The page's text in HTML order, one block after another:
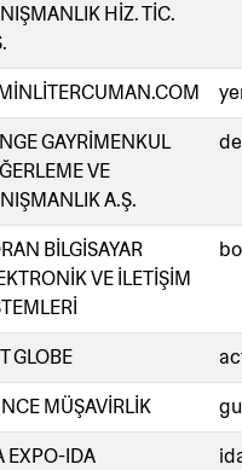
HİZ. TİC.
GAYRİMENKUL
VE
A.Ş.
BİLGİSAYAR
VE İLETİŞİM
GLOBE
MÜŞAVİRLİK
EXPO-IDA